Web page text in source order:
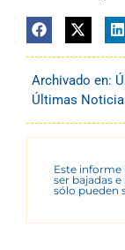
Archivado en:
Últimas
Este informe
ser bajadas
sólo pueden